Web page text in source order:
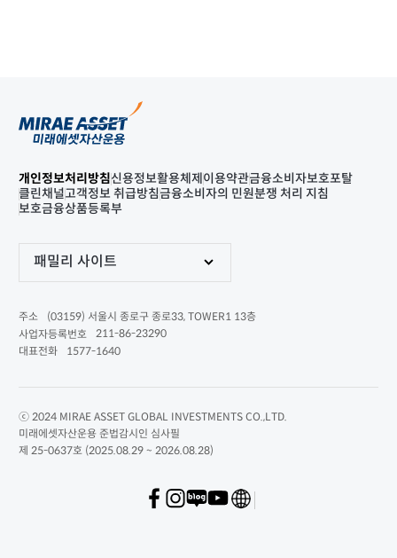
개인정보처리방침신용정보활용체제 이용약관금융소비자보호포탈
클린채널고객정보 취급방침금융소비자의 민원분쟁 처리 지침
보호금융상품등록부
패밀리 사이트
주소
(03159) 서울시 종로구 종로33, TOWER1 13층
사업자등록번호
211-86-23290
대표전화
1577-1640
ⓒ 2024 MIRAE ASSET GLOBAL INVESTMENTS CO.,LTD.
미래에셋자산운용 준법감시인 심사필
제 25-0637호 (2025.08.29 ~ 2026.08.28)